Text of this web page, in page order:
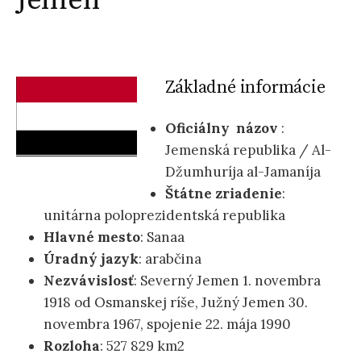
Základné informácie
Oficiálny názov :
Jemenská republika / Al-
Džumhuríja al-Jamaníja
Štátne zriadenie:
unitárna poloprezidentská republika
Hlavné mesto: Sanaa
Úradný jazyk: arabčina
Nezvávislosť: Severný Jemen 1. novembra
1918 od Osmanskej ríše, Južný Jemen 30.
novembra 1967, spojenie 22. mája 1990
Rozloha: 527 829 km2